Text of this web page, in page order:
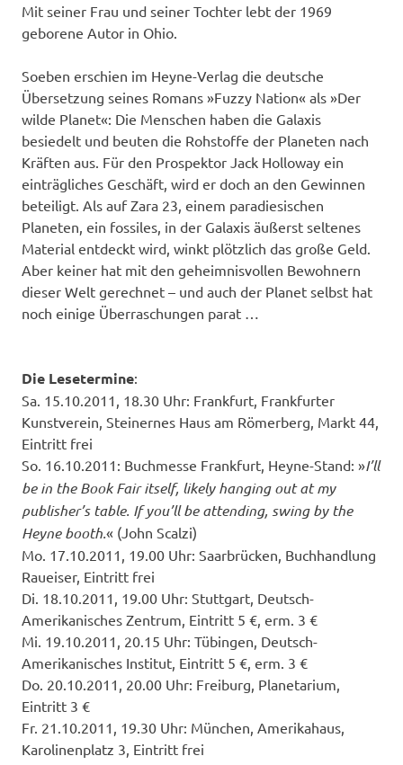
Mit seiner Frau und seiner Tochter lebt der 1969
geborene Autor in Ohio.
Soeben erschien im Heyne-Verlag die deutsche
Übersetzung seines Romans »Fuzzy Nation« als »Der
wilde Planet«: Die Menschen haben die Galaxis
besiedelt und beuten die Rohstoffe der Planeten nach
Kräften aus. Für den Prospektor Jack Holloway ein
einträgliches Geschäft, wird er doch an den Gewinnen
beteiligt. Als auf Zara 23, einem paradiesischen
Planeten, ein fossiles, in der Galaxis äußerst seltenes
Material entdeckt wird, winkt plötzlich das große Geld.
Aber keiner hat mit den geheimnisvollen Bewohnern
dieser Welt gerechnet – und auch der Planet selbst hat
noch einige Überraschungen parat …
Die Lesetermine:
Sa. 15.10.2011, 18.30 Uhr: Frankfurt, Frankfurter
Kunstverein, Steinernes Haus am Römerberg, Markt 44,
Eintritt frei
So. 16.10.2011: Buchmesse Frankfurt, Heyne-Stand: »I’ll
be in the Book Fair itself, likely hanging out at my
publisher’s table. If you’ll be attending, swing by the
Heyne booth.« (John Scalzi)
Mo. 17.10.2011, 19.00 Uhr: Saarbrücken, Buchhandlung
Raueiser, Eintritt frei
Di. 18.10.2011, 19.00 Uhr: Stuttgart, Deutsch-
Amerikanisches Zentrum, Eintritt 5 €, erm. 3 €
Mi. 19.10.2011, 20.15 Uhr: Tübingen, Deutsch-
Amerikanisches Institut, Eintritt 5 €, erm. 3 €
Do. 20.10.2011, 20.00 Uhr: Freiburg, Planetarium,
Eintritt 3 €
Fr. 21.10.2011, 19.30 Uhr: München, Amerikahaus,
Karolinenplatz 3, Eintritt frei